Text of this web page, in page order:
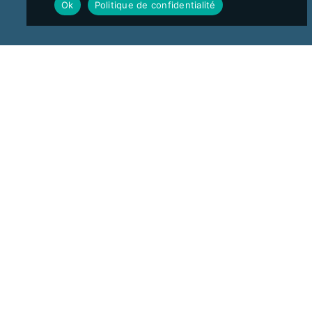
Ok Politique de confidentialité